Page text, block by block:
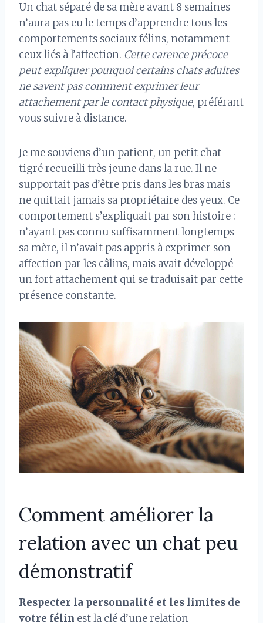
Un chat séparé de sa mère avant 8 semaines
n’aura pas eu le temps d’apprendre tous les
comportements sociaux félins, notamment
ceux liés à l’affection. Cette carence précoce
peut expliquer pourquoi certains chats adultes
ne savent pas comment exprimer leur
attachement par le contact physique, préférant
vous suivre à distance.
Je me souviens d’un patient, un petit chat
tigré recueilli très jeune dans la rue. Il ne
supportait pas d’être pris dans les bras mais
ne quittait jamais sa propriétaire des yeux. Ce
comportement s’expliquait par son histoire :
n’ayant pas connu suffisamment longtemps
sa mère, il n’avait pas appris à exprimer son
affection par les câlins, mais avait développé
un fort attachement qui se traduisait par cette
présence constante.
Comment améliorer la
relation avec un chat peu
démonstratif
Respecter la personnalité et les limites de
votre félin est la clé d’une relation